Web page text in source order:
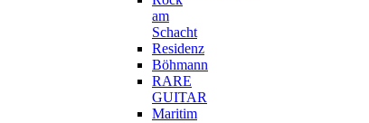
am
Schacht
Residenz
Böhmann
RARE
GUITAR
Maritim